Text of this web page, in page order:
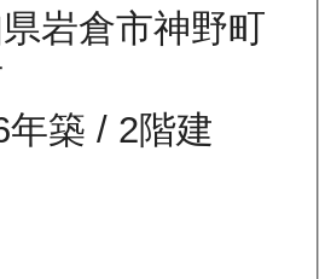
岩倉市神野町
年築 / 2階建